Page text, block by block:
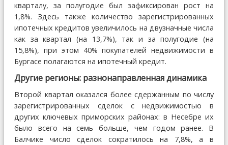
кварталу, за полугодие был зафиксирован рост на
1,8%. Здесь также количество зарегистрированных
ипотечных кредитов увеличилось на двузначные числа
как за квартал (на 13,7%), так и за полугодие (на
15,8%), при этом 40% покупателей недвижимости в
Бургасе полагаются на ипотечный кредит.
Другие регионы: разнонаправленная динамика
Второй квартал оказался более сдержанным по числу
зарегистрированных сделок с недвижимостью в
других ключевых приморских районах: в Несебре их
было всего на семь больше, чем годом ранее. В
Балчике число сделок сократилось на 7,8%, а в